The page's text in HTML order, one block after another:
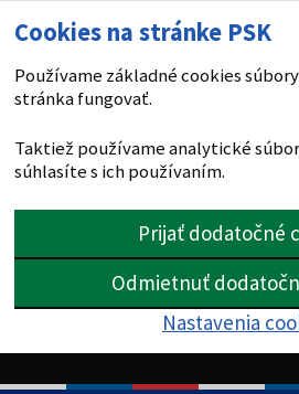
Cookies na stránke PSK
Používame základné cookies
stránka fungovať.
Taktiež používame analytické
súhlasíte s ich používaním.
Prijať dodatočné
Odmietnuť
Nastavenia